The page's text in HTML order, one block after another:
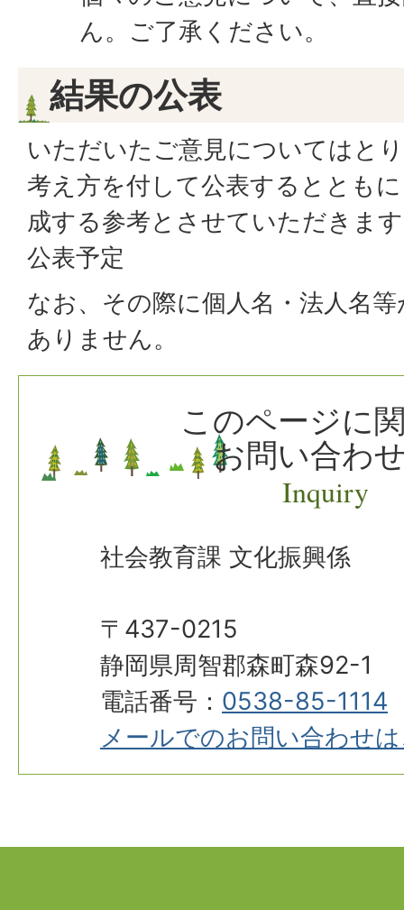
ん。ご了承ください。
結果の公表
いただいたご意見についてはと
考え方を付して公表するととも
成する参考とさせていただきま
公表予定
なお、その際に個人名・法人名
ありません。
このページに
お問い合わ
Inquiry
社会教育課 文化振興係
〒437-0215
静岡県周智郡森町森92-1
電話番号： 0538-85-1114
メールでのお問い合わせ